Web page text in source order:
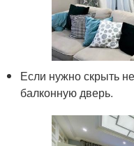
Если нужно скрыть
балконную дверь.